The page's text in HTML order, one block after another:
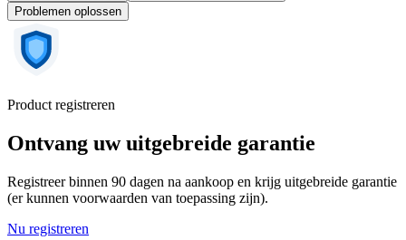
Problemen oplossen
Product registreren
Ontvang uw uitgebreide garantie
Registreer binnen 90 dagen na aankoop en krijg uitgebreide garantie
(er kunnen voorwaarden van toepassing zijn).
Nu registreren